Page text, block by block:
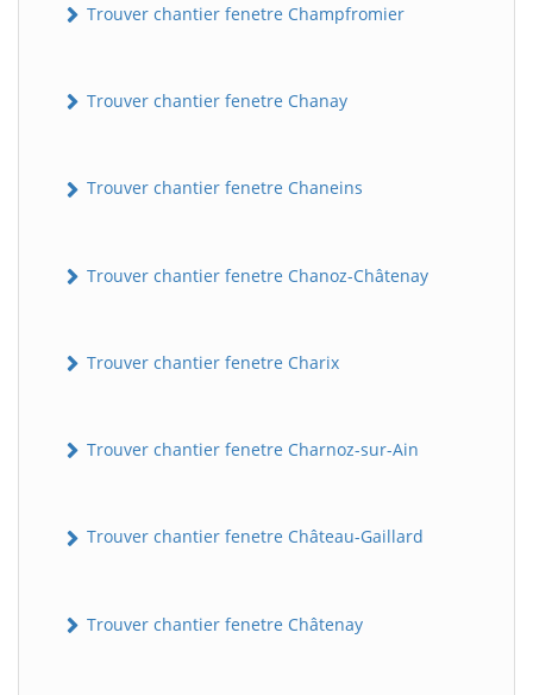
Trouver chantier fenetre Champfromier
Trouver chantier fenetre Chanay
Trouver chantier fenetre Chaneins
Trouver chantier fenetre Chanoz-Châtenay
Trouver chantier fenetre Charix
Trouver chantier fenetre Charnoz-sur-Ain
Trouver chantier fenetre Château-Gaillard
Trouver chantier fenetre Châtenay